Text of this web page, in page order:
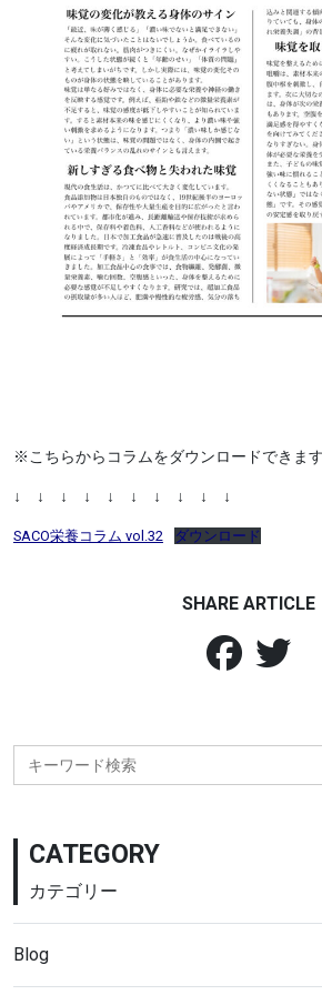
※こちらからコラムをダウンロードできます
↓ ↓ ↓ ↓ ↓ ↓ ↓ ↓ ↓ ↓
SACO栄養コラム vol.32 ダウンロード
SHARE ARTICLE
Search
for:
CATEGORY
カテゴリー
Blog